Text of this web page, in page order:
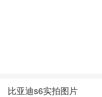
比亚迪s6实拍图片